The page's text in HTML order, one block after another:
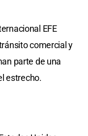
EFE
comercial y
parte de una
estrecho.